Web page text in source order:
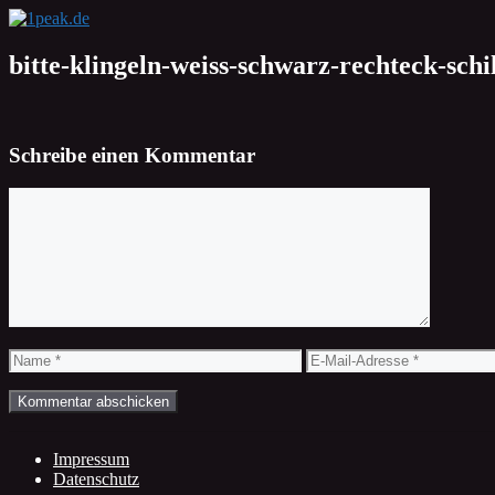
Zum
springen
bitte-klingeln-weiss-schwarz-rechteck-
Schreibe einen Kommentar
Name
E-
Mail-
Impressum
Datenschutz